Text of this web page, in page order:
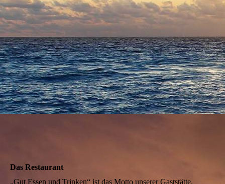
Das Restaurant
„Gut Essen und Trinken“ ist das Motto unserer Gaststätte.